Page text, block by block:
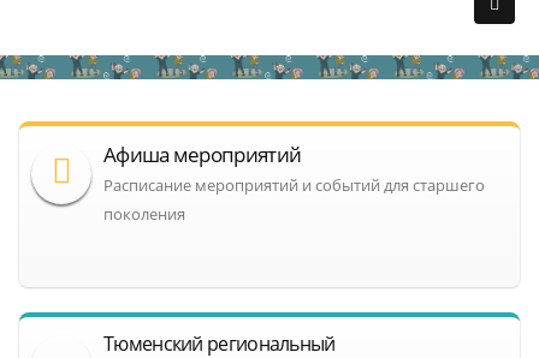
Афиша мероприятий
Расписание мероприятий и событий для старшего
поколения
Тюменский региональный